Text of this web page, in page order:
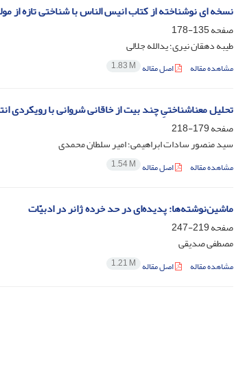
نسخه ای نوشناخته از کتاب انیس الناس با شناختی تازه از
صفحه135-178
طیبه دهقان نیری؛ یدالله جلالی
مشاهده مقاله اصل مقاله 1.83 M
تحلیل معناشناختیِ چند بیت از خاقانی شروانی با رویکردی
صفحه179-218
سید منصور سادات ابراهیمی؛ امیر سلطان محمدی
مشاهده مقاله اصل مقاله 1.54 M
ماشین‌نوشته‌ها: پدیده‌ای در حد خرده ژانر در ادبیّات
صفحه219-247
مصطفی صدیقی
مشاهده مقاله اصل مقاله 1.21 M